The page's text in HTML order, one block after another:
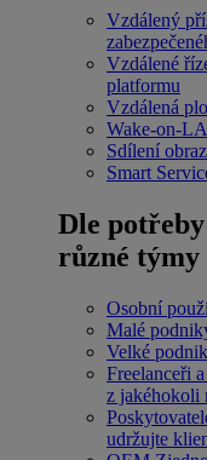
Vzdálený
Vzdálené
platformu
Vzdálená
Wake-on-
Sdílení
Smart
Dle potřeby
různé týmy
Osobní
Malé
Velké
Freelanceři
z jakéhokoli
udržujte